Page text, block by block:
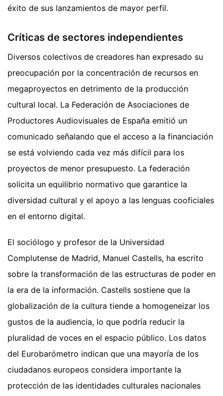
éxito de sus lanzamientos de mayor perfil.
Críticas de sectores independientes
Diversos colectivos de creadores han expresado su
preocupación por la concentración de recursos en
megaproyectos en detrimento de la producción
cultural local. La Federación de Asociaciones de
Productores Audiovisuales de España emitió un
comunicado señalando que el acceso a la financiación
se está volviendo cada vez más difícil para los
proyectos de menor presupuesto. La federación
solicita un equilibrio normativo que garantice la
diversidad cultural y el apoyo a las lenguas cooficiales
en el entorno digital.
El sociólogo y profesor de la Universidad
Complutense de Madrid, Manuel Castells, ha escrito
sobre la transformación de las estructuras de poder en
la era de la información. Castells sostiene que la
globalización de la cultura tiende a homogeneizar los
gustos de la audiencia, lo que podría reducir la
pluralidad de voces en el espacio público. Los datos
del Eurobarómetro indican que una mayoría de los
ciudadanos europeos considera importante la
protección de las identidades culturales nacionales